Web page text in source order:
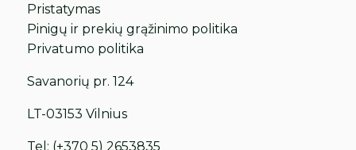
Pristatymas
Pinigų ir prekių grąžinimo politika
Privatumo politika
Savanorių pr. 124
LT-03153 Vilnius
Tel: (+370 5) 2653835